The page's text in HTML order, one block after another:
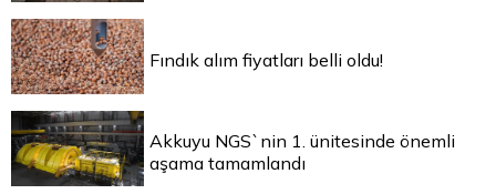
Fındık alım fiyatları belli oldu!
Akkuyu NGS`nin 1. ünitesinde önemli
aşama tamamlandı